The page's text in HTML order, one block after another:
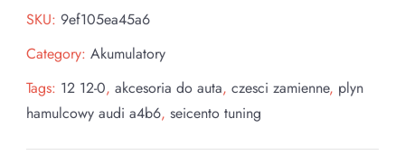
SKU: 9ef105ea45a6
Category: Akumulatory
Tags: 12 12-0, akcesoria do auta, czesci zamienne, plyn
hamulcowy audi a4b6, seicento tuning